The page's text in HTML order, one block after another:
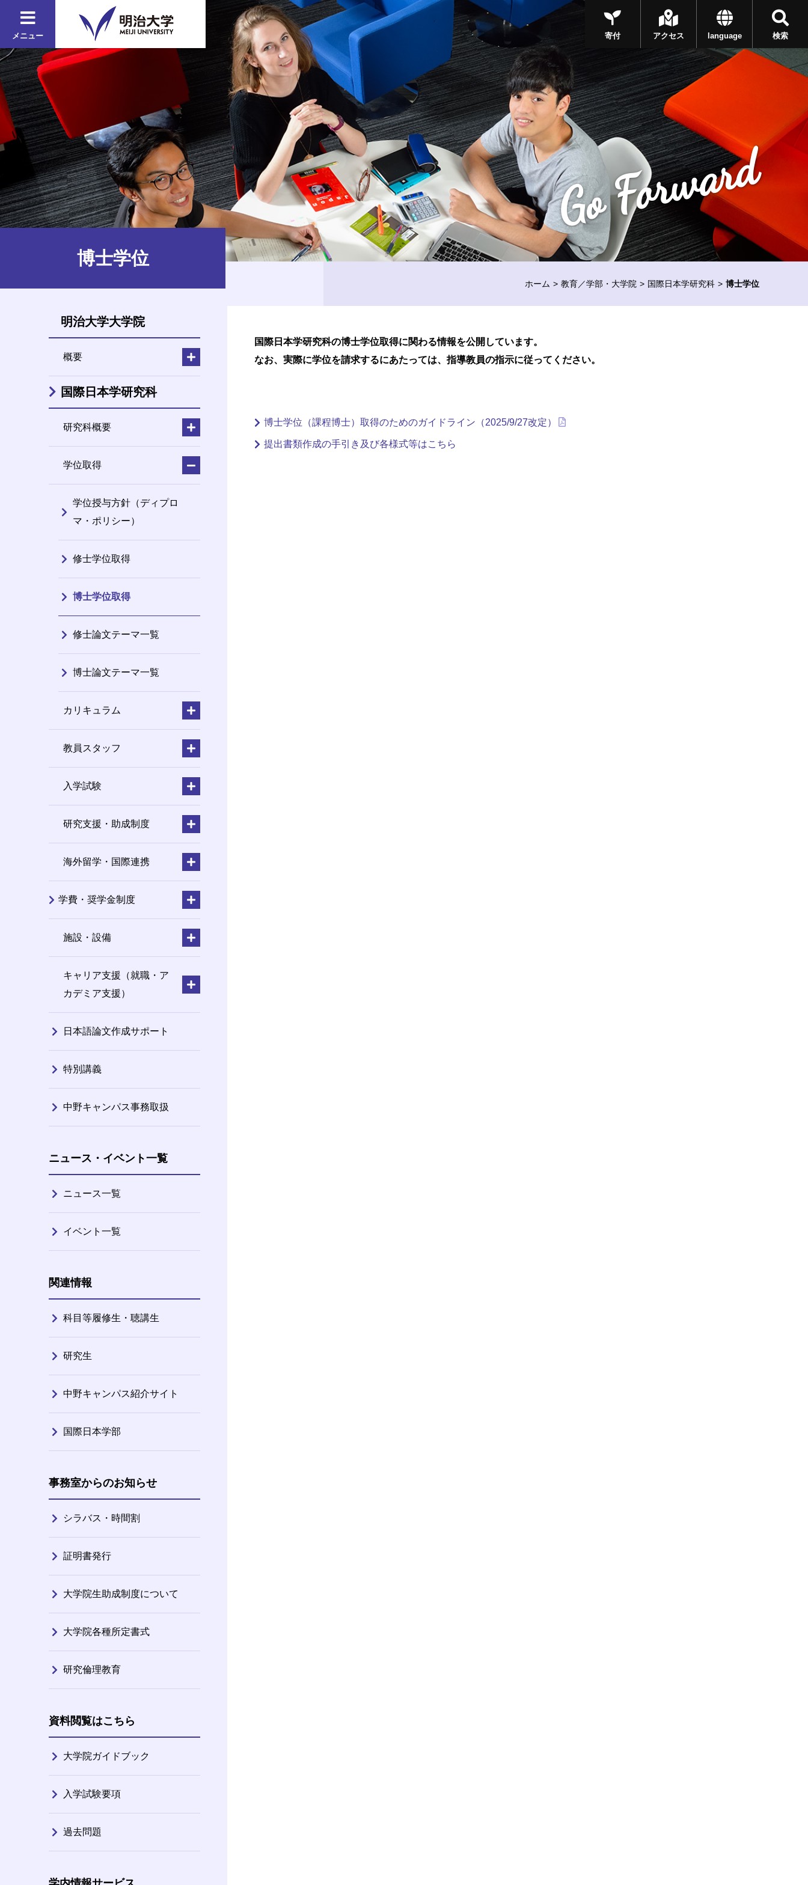
メニュー 検索
language
アクセス
寄付
Go Forward
博士学位
ホーム 教育／学部・大学院 国際日本学研究科 博士学位
国際日本学研究科の博士学位取得に関わる情報を公開しています。
なお、実際に学位を請求するにあたっては、指導教員の指示に従ってください。
博士学位（課程博士）取得のためのガイドライン（2025/9/27改定）
提出書類作成の手引き及び各様式等はこちら
明治大学大学院
概要
国際日本学研究科
研究科概要
学位取得
学位授与方針（ディプロ
マ・ポリシー）
修士学位取得
博士学位取得
修士論文テーマ一覧
博士論文テーマ一覧
カリキュラム
教員スタッフ
入学試験
研究支援・助成制度
海外留学・国際連携
学費・奨学金制度
施設・設備
キャリア支援（就職・ア
カデミア支援）
日本語論文作成サポート
特別講義
中野キャンパス事務取扱
ニュース・イベント一覧
ニュース一覧
イベント一覧
関連情報
科目等履修生・聴講生
研究生
中野キャンパス紹介サイト
国際日本学部
事務室からのお知らせ
シラバス・時間割
証明書発行
大学院生助成制度について
大学院各種所定書式
研究倫理教育
資料閲覧はこちら
大学院ガイドブック
入学試験要項
過去問題